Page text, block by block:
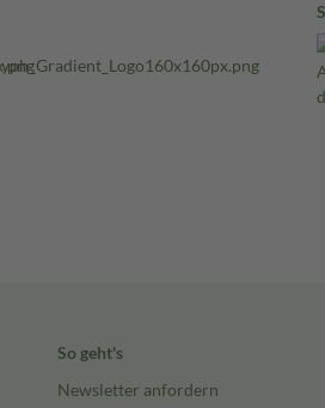
So geht's
Newsletter anfordern